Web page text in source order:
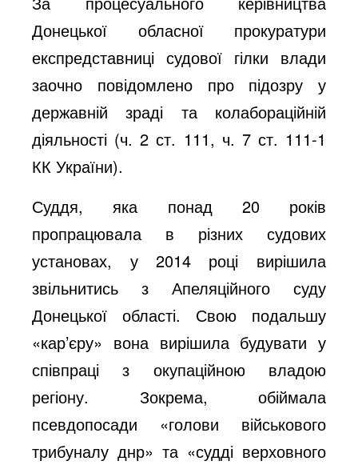
Донецької обласної прокуратури
експредставниці судової гілки влади
заочно повідомлено про підозру у
державній зраді та колабораційній
діяльності (ч. 2 ст. 111, ч. 7 ст. 111-1
КК України).
Суддя, яка понад 20 років
пропрацювала в різних судових
установах, у 2014 році вирішила
звільнитись з Апеляційного суду
Донецької області. Свою подальшу
«кар’єру» вона вирішила будувати у
співпраці з окупаційною владою
регіону. Зокрема, обіймала
псевдопосади «голови військового
трибуналу днр» та «судді верховного